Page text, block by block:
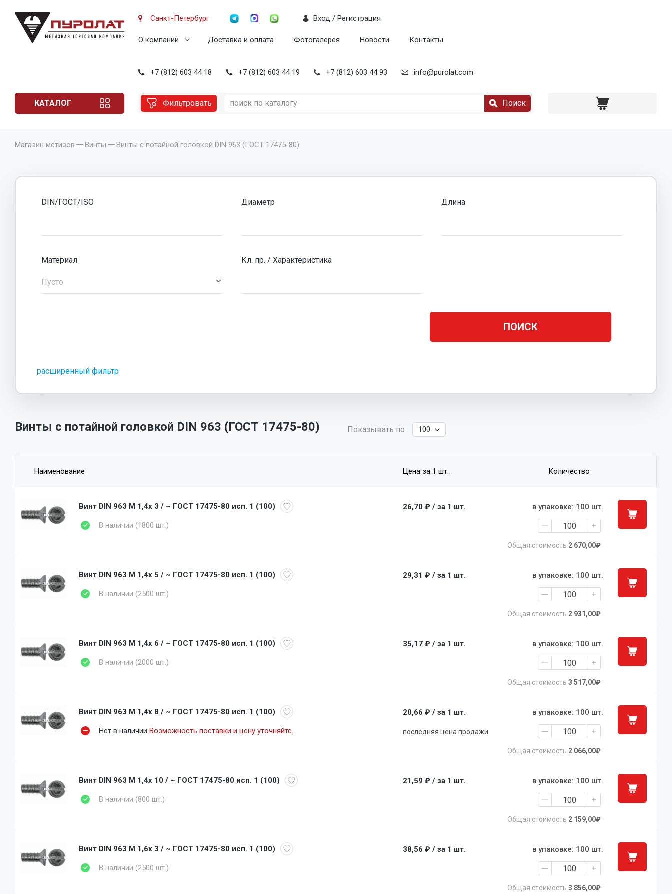
Санкт-Петербург
О компании Доставка и оплата Фотогалерея Новости Контакты
Вход / Регистрация
+7 (812) 603 44 18 +7 (812) 603 44 19 +7 (812) 603 44 93 info@purolat.com
КАТАЛОГ Фильтровать Поиск
Магазин метизов Винты Винты с потайной головкой DIN 963 (ГОСТ 17475-80)
DIN/ГОСТ/ISO Диаметр Длина
Материал
Пусто
Кл. пр. / Характеристика
расширенный фильтр
Винты с потайной головкой DIN 963 (ГОСТ 17475-80) Показывать по
Наименование Цена за 1 шт. Количество
Винт DIN 963 M 1,4x 3 / ~ ГОСТ 17475-80 исп. 1 (100)
В наличии (1800 шт.)
в упаковке: 100 шт.
Общая стоимость 2 670,00₽
26,70 ₽ / за 1 шт.
Винт DIN 963 M 1,4x 5 / ~ ГОСТ 17475-80 исп. 1 (100)
В наличии (2500 шт.)
в упаковке: 100 шт.
Общая стоимость 2 931,00₽
29,31 ₽ / за 1 шт.
Винт DIN 963 M 1,4x 6 / ~ ГОСТ 17475-80 исп. 1 (100)
В наличии (2000 шт.)
в упаковке: 100 шт.
Общая стоимость 3 517,00₽
35,17 ₽ / за 1 шт.
Винт DIN 963 M 1,4x 8 / ~ ГОСТ 17475-80 исп. 1 (100)
Нет в наличии Возможность поставки и цену уточняйте.
в упаковке: 100 шт.
Общая стоимость 2 066,00₽
20,66 ₽ / за 1 шт.
последняя цена продажи
Винт DIN 963 M 1,4x 10 / ~ ГОСТ 17475-80 исп. 1 (100)
В наличии (800 шт.)
в упаковке: 100 шт.
Общая стоимость 2 159,00₽
21,59 ₽ / за 1 шт.
Винт DIN 963 M 1,6x 3 / ~ ГОСТ 17475-80 исп. 1 (100)
В наличии (2500 шт.)
в упаковке: 100 шт.
Общая стоимость 3 856,00₽
38,56 ₽ / за 1 шт.